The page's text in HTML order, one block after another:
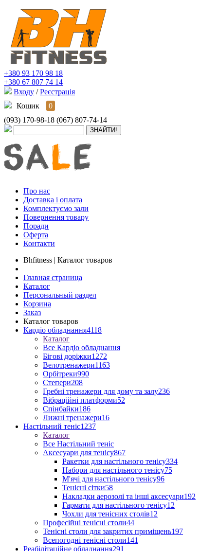
+380 93 170 98 18
+380 67 807 74 14
Входу / Реєстрація
Кошик
0
(093) 170-98-18 (067) 807-74-14
Про нас
Доставка і оплата
Комплектуємо зали
Повернення товару
Поради
Оферта
Контакти
Bhfitness | Каталог товаров
Главная страница
Каталог
Персональный раздел
Корзина
Заказ
Каталог товаров
Кардіо обладнання4118
Каталог
Все Кардіо обладнання
Бігові доріжки1272
Велотренажери1163
Орбітреки990
Степери208
Гребні тренажери для дому та залу236
Вібраційні платформи52
Спінбайки186
Лижні тренажери16
Настільний теніс1237
Каталог
Все Настільний теніс
Аксесуари для тенісу867
Ракетки для настільного тенісу334
Набори для настільного тенісу75
М'ячі для настільного тенісу96
Тенісні сітки58
Накладки аерозолі та інші аксесуари192
Гармати для настільного тенісу12
Чохли для тенісних столів12
Професійні тенісні столи44
Тенісні столи для закритих приміщень197
Всепогодні тенісні столи141
Реабілітаційне обладнання291